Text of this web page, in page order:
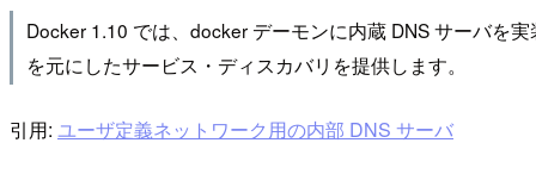
Docker 1.10 では、docker デーモンに内蔵 DNS サーバを
を元にしたサービス・ディスカバリを提供します。
引用: ユーザ定義ネットワーク用の内部 DNS サーバ